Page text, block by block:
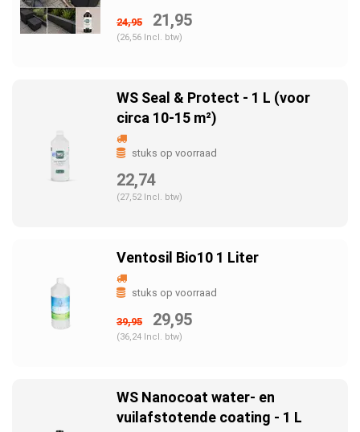
24,95 21,95
(26,56 Incl. btw)
WS Seal & Protect - 1 L (voor
circa 10-15 m²)
stuks op voorraad
22,74
(27,52 Incl. btw)
Ventosil Bio10 1 Liter
stuks op voorraad
39,95 29,95
(36,24 Incl. btw)
WS Nanocoat water- en
vuilafstotende coating - 1 L